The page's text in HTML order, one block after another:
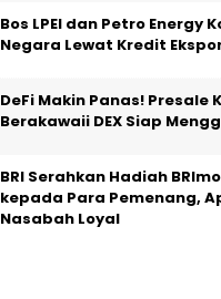
Bos LPEI dan Petro Energy
Negara Lewat Kredit
DeFi Makin Panas! Presale
Berakawaii DEX Siap
BRI Serahkan Hadiah BRImo
kepada Para Pemenang,
Nasabah Loyal